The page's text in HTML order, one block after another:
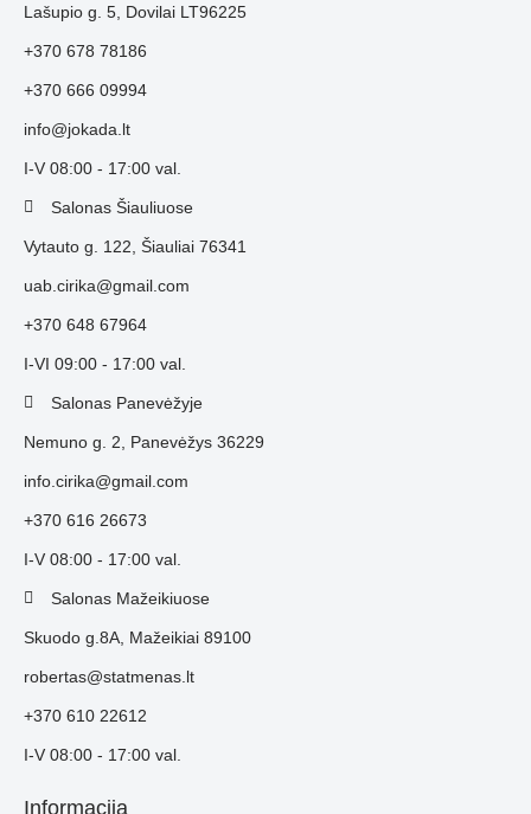
Lašupio g. 5, Dovilai LT96225
+370 678 78186
+370 666 09994
info@jokada.lt
I-V 08:00 - 17:00 val.
Salonas Šiauliuose
Vytauto g. 122, Šiauliai 76341
uab.cirika@gmail.com
+370 648 67964
I-VI 09:00 - 17:00 val.
Salonas Panevėžyje
Nemuno g. 2, Panevėžys 36229
info.cirika@gmail.com
+370 616 26673
I-V 08:00 - 17:00 val.
Salonas Mažeikiuose
Skuodo g.8A, Mažeikiai 89100
robertas@statmenas.lt
+370 610 22612
I-V 08:00 - 17:00 val.
Informacija